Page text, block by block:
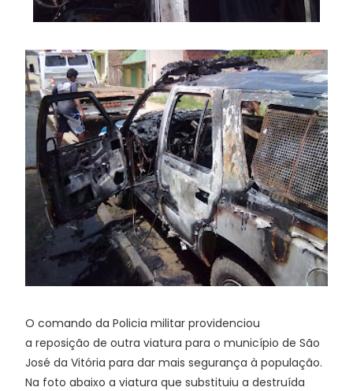
O comando da Policia militar providenciou
a reposição de outra viatura para o município de São
José da Vitória para dar mais segurança à população.
Na foto abaixo a viatura que substituiu a destruída